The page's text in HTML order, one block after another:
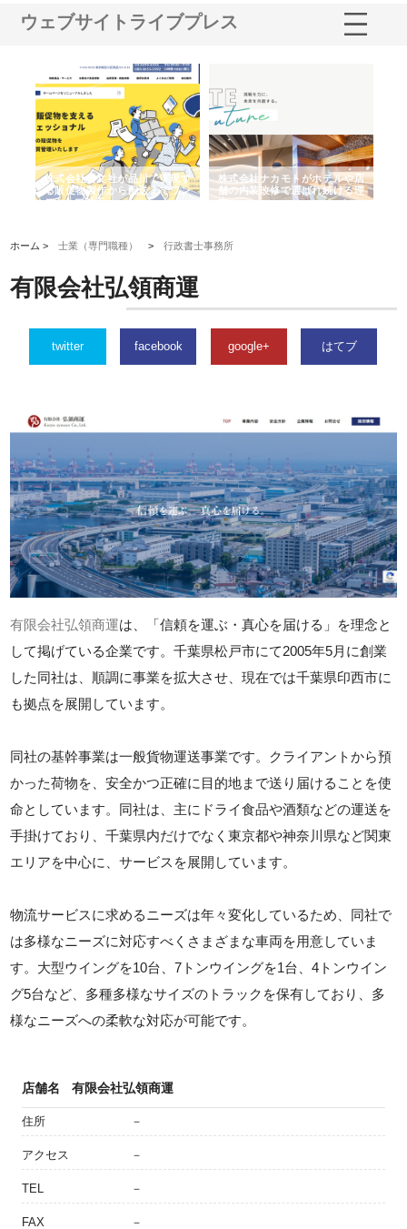
ウェブサイトライブプレス
式会社耕文社が品川で実現す
販促物製作から配送までワン
ップ対応
株式会社ナカモトがホテルや店
舗の内装改修で選ばれ続ける理
由
株式会社スプ
れる理由と
強み
ホーム >士業（専門職種） >行政書士事務所
有限会社弘領商運
twitter facebook google+ はてブ
有限会社弘領商運は、「信頼を運ぶ・真心を届ける」を理念と
して掲げている企業です。千葉県松戸市にて2005年5月に創業
した同社は、順調に事業を拡大させ、現在では千葉県印西市に
も拠点を展開しています。
同社の基幹事業は一般貨物運送事業です。クライアントから預
かった荷物を、安全かつ正確に目的地まで送り届けることを使
命としています。同社は、主にドライ食品や酒類などの運送を
手掛けており、千葉県内だけでなく東京都や神奈川県など関東
エリアを中心に、サービスを展開しています。
物流サービスに求めるニーズは年々変化しているため、同社で
は多様なニーズに対応すべくさまざまな車両を用意していま
す。大型ウイングを10台、7トンウイングを1台、4トンウイン
グ5台など、多種多様なサイズのトラックを保有しており、多
様なニーズへの柔軟な対応が可能です。
店舗名 有限会社弘領商運
住所 －
アクセス －
TEL －
FAX －